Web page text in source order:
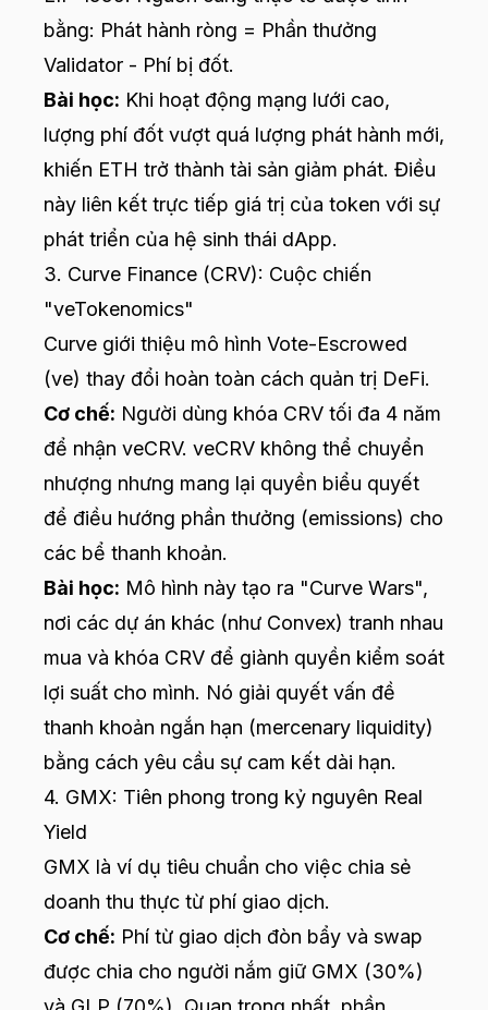
bằng: Phát hành ròng = Phần thưởng
Validator - Phí bị đốt.
Bài học: Khi hoạt động mạng lưới cao,
lượng phí đốt vượt quá lượng phát hành mới,
khiến ETH trở thành tài sản giảm phát. Điều
này liên kết trực tiếp giá trị của token với sự
phát triển của hệ sinh thái dApp.
3. Curve Finance (CRV): Cuộc chiến
"veTokenomics"
Curve giới thiệu mô hình Vote-Escrowed
(ve) thay đổi hoàn toàn cách quản trị DeFi.
Cơ chế: Người dùng khóa CRV tối đa 4 năm
để nhận veCRV. veCRV không thể chuyển
nhượng nhưng mang lại quyền biểu quyết
để điều hướng phần thưởng (emissions) cho
các bể thanh khoản.
Bài học: Mô hình này tạo ra "Curve Wars",
nơi các dự án khác (như Convex) tranh nhau
mua và khóa CRV để giành quyền kiểm soát
lợi suất cho mình. Nó giải quyết vấn đề
thanh khoản ngắn hạn (mercenary liquidity)
bằng cách yêu cầu sự cam kết dài hạn.
4. GMX: Tiên phong trong kỷ nguyên Real
Yield
GMX là ví dụ tiêu chuẩn cho việc chia sẻ
doanh thu thực từ phí giao dịch.
Cơ chế: Phí từ giao dịch đòn bẩy và swap
được chia cho người nắm giữ GMX (30%)